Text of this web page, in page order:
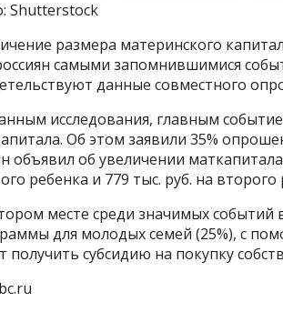
Shutterstock
размера материнского
самыми запомнившимися
данные совместного
исследования, главным
Об этом заявили 35%
объявил об увеличении
ребенка и 779 тыс. руб. на второго
месте среди значимых
для молодых семей (25%), с
получить субсидию на покупку